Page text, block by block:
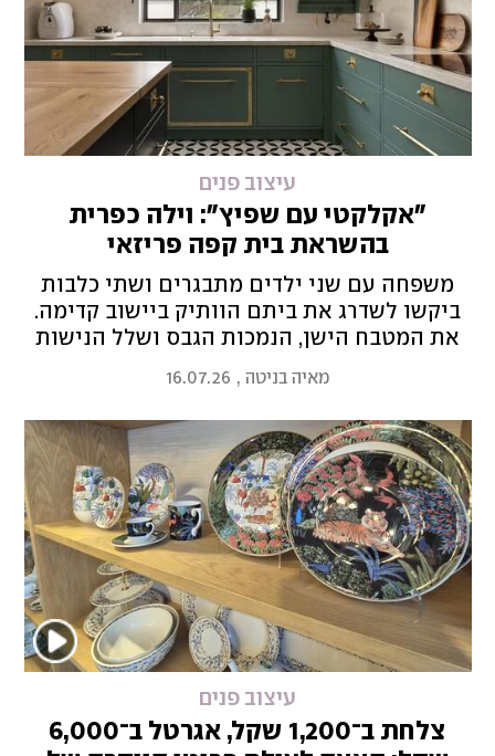
עיצוב פנים
"אקלקטי עם שפיץ": וילה כפרית
בהשראת בית קפה פריזאי
משפחה עם שני ילדים מתבגרים ושתי כלבות
ביקשו לשדרג את ביתם הוותיק ביישוב קדימה.
את המטבח הישן, הנמכות הגבס ושלל הנישות
מאיה בניטה,
16.07.26
עיצוב פנים
צלחת ב־1,200 שקל, אגרטל ב־6,000